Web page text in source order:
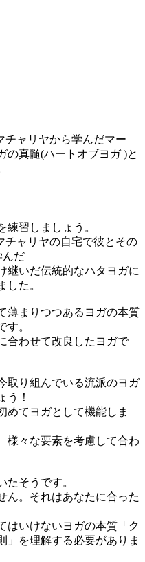
チャリヤから学んだマー
の真髄(ハートオブヨガ )と
練習しましょう。
チャリヤの自宅で彼とその
んだ
継いだ伝統的なハタヨガに
した。
薄まりつつあるヨガの本質
す。
合わせて改良したヨガで
取り組んでいる流派のヨガ
う！
めてヨガとして機能しま
様々な要素を考慮して合わ
たそうです。
ん。それはあなたに合った
はいけないヨガの本質「ク
」を理解する必要がありま